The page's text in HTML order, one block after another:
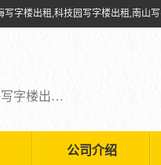
福田写字楼出租,福田中心区写字楼出租,后海写字楼出租,科技园写字楼出租,南山写字楼出租,前海写字楼出租,宝安中心写字楼出租
公司介绍